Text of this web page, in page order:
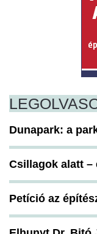
Dunapark: a
Csillagok alatt –
Petíció az